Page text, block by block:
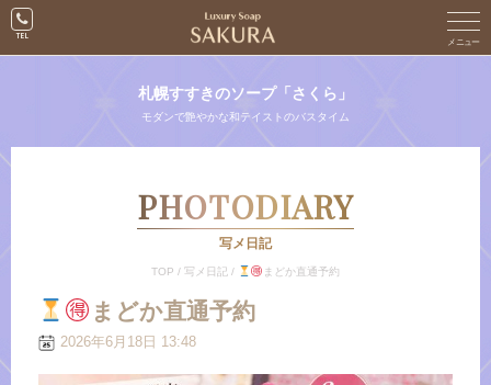
札幌すすきのソープ「さくら」
モダンで艶やかな和テイストのバスタイム
PHOTODIARY
写メ日記
TOP /写メ日記 / まどか直通予約
まどか直通予約
2026年6月18日 13:48